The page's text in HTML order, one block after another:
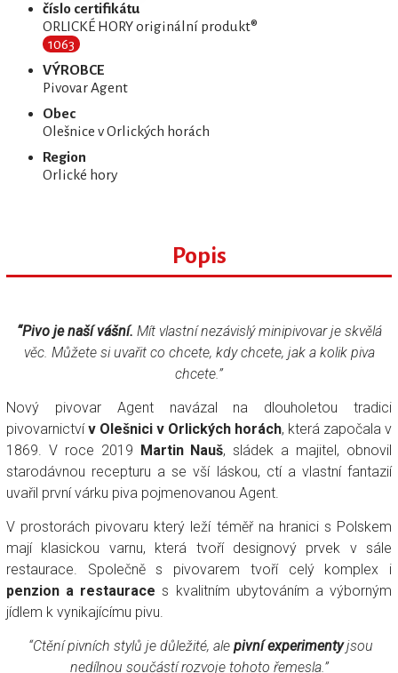
číslo certifikátu
ORLICKÉ HORY originální produkt®
1063
VÝROBCE
Pivovar Agent
Obec
Olešnice v Orlických horách
Region
Orlické hory
Popis
“Pivo je naší vášní. Mít vlastní nezávislý minipivovar je skvělá
věc. Můžete si uvařit co chcete, kdy chcete, jak a kolik piva
chcete.”
Nový pivovar Agent navázal na dlouholetou tradici
pivovarnictvív Olešnici v Orlických horách, která započala v
1869. V roce 2019 Martin Nauš, sládek a majitel, obnovil
starodávnou recepturu a se vší láskou, ctí a vlastní fantazií
uvařil první várku piva pojmenovanou Agent.
V prostorách pivovaru který leží téměř na hranici s Polskem
mají klasickou varnu, která tvoří designový prvek v sále
restaurace. Společně s pivovarem tvoří celý komplex i
penzion a restaurace s kvalitním ubytováním a výborným
jídlem k vynikajícímu pivu.
“Ctění pivních stylů je důležité, ale pivní experimentyjsou
nedílnou součástí rozvoje tohoto řemesla.”